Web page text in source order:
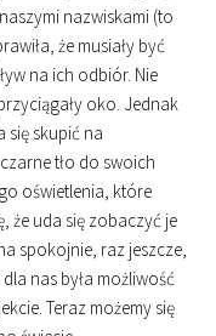
nazwiskami (to
że musiały być
na ich odbiór. Nie
oko. Jednak
się skupić na
tło do swoich
oświetlenia, które
że uda się zobaczyć je
spokojnie, raz jeszcze,
nas była możliwość
Teraz możemy się